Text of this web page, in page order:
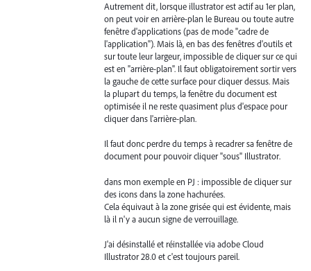
Autrement dit, lorsque illustrator est actif au 1er plan,
on peut voir en arrière-plan le Bureau ou toute autre
fenêtre d'applications (pas de mode "cadre de
l'application"). Mais là, en bas des fenêtres d'outils et
sur toute leur largeur, impossible de cliquer sur ce qui
est en "arrière-plan". Il faut obligatoirement sortir vers
la gauche de cette surface pour cliquer dessus. Mais
la plupart du temps, la fenêtre du document est
optimisée il ne reste quasiment plus d'espace pour
cliquer dans l'arrière-plan.
Il faut donc perdre du temps à recadrer sa fenêtre de
document pour pouvoir cliquer "sous" Illustrator.
dans mon exemple en PJ : impossible de cliquer sur
des icons dans la zone hachurées.
Cela équivaut à la zone grisée qui est évidente, mais
là il n'y a aucun signe de verrouillage.
J'ai désinstallé et réinstallée via adobe Cloud
Illustrator 28.0 et c'est toujours pareil.